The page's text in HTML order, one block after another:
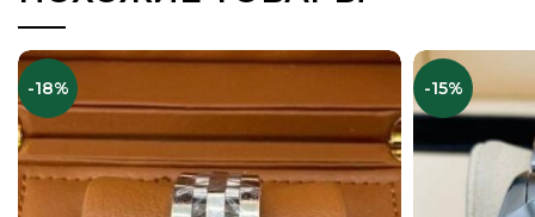
-18% -15%